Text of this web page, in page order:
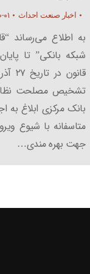
اخبار صنعت احداث
به اطلاع می‌رساند
شبکه بانکی” تا
تشخیص مصلحت
بانک مرکزی ابلاغ به
متاسفانه با شیوع
جهت بهره مندی…